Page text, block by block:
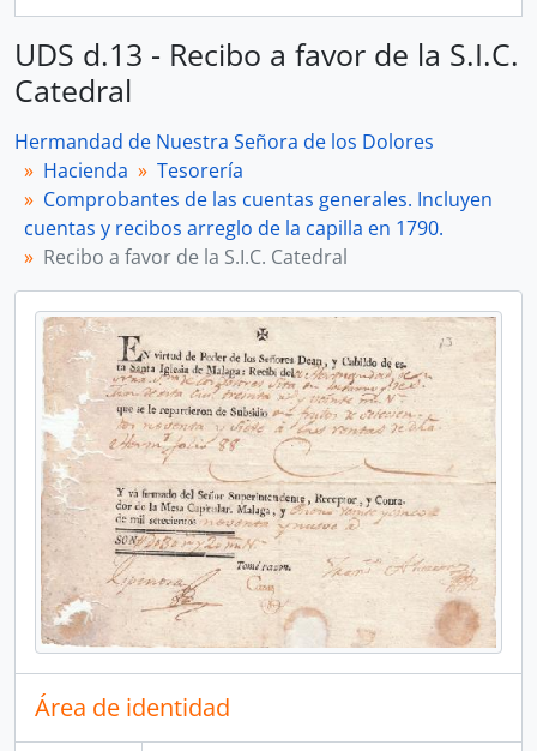
UDS d.13 - Recibo a favor de la S.I.C.
Catedral
Hermandad de Nuestra Señora de los Dolores
Hacienda
Tesorería
Comprobantes de las cuentas generales. Incluyen
cuentas y recibos arreglo de la capilla en 1790.
Recibo a favor de la S.I.C. Catedral
Área de identidad